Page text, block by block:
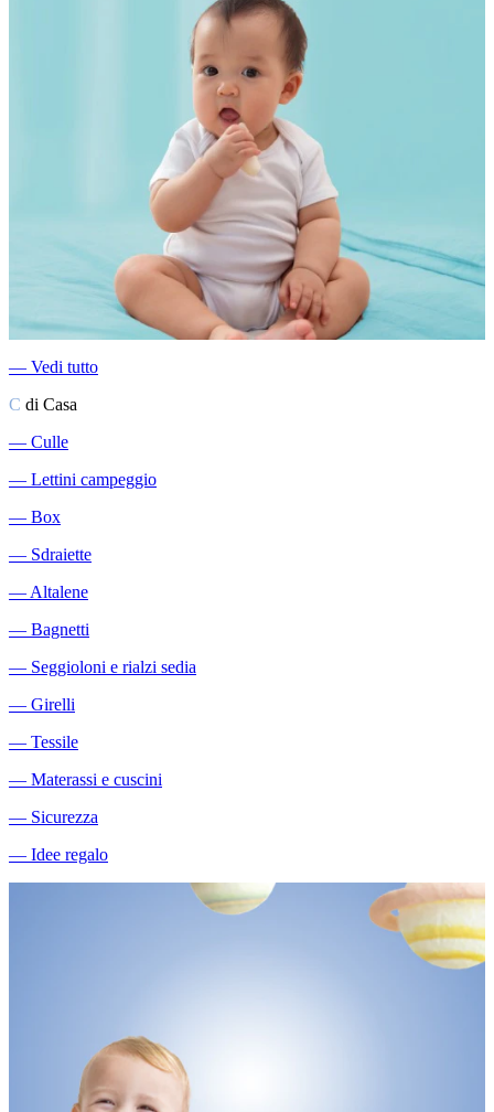
― Vedi tutto
C di Casa
― Culle
― Lettini campeggio
― Box
― Sdraiette
―Altalene
― Bagnetti
― Seggioloni e rialzi sedia
― Girelli
― Tessile
― Materassi e cuscini
― Sicurezza
― Idee regalo